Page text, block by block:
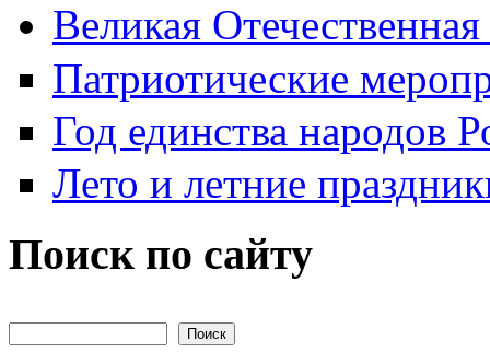
Великая
Патриотические
Год единства народов
Лето и летние
Поиск по сайту